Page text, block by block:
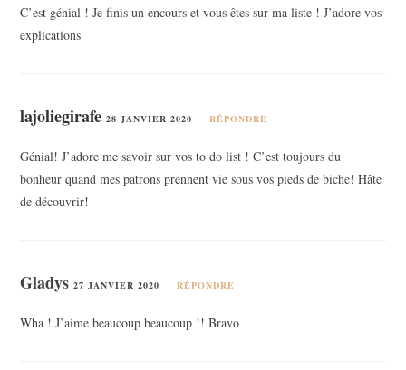
C’est génial ! Je finis un encours et vous êtes sur ma liste ! J’adore vos
explications
lajoliegirafe 28 JANVIER 2020 RÉPONDRE
Génial! J’adore me savoir sur vos to do list ! C’est toujours du
bonheur quand mes patrons prennent vie sous vos pieds de biche! Hâte
de découvrir!
Gladys27 JANVIER 2020 RÉPONDRE
Wha ! J’aime beaucoup beaucoup !! Bravo